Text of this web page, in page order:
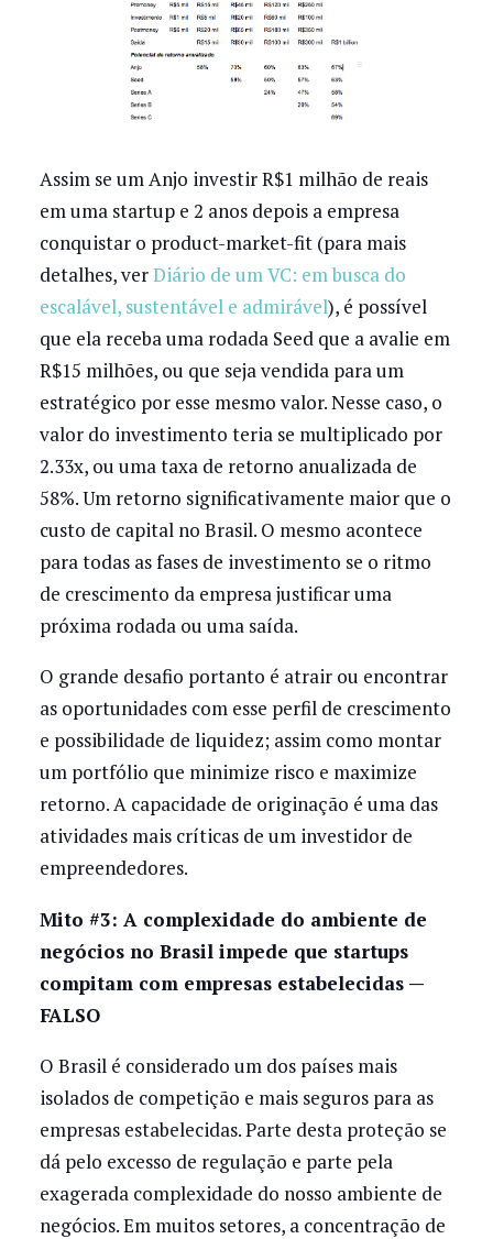
Assim se um Anjo investir R$1 milhão de reais
em uma startup e 2 anos depois a empresa
conquistar o product-market-fit (para mais
detalhes, verDiário de um VC: em busca do
escalável, sustentável e admirável), é possível
que ela receba uma rodada Seed que a avalie em
R$15 milhões, ou que seja vendida para um
estratégico por esse mesmo valor. Nesse caso, o
valor do investimento teria se multiplicado por
2.33x, ou uma taxa de retorno anualizada de
58%. Um retorno significativamente maior que o
custo de capital no Brasil. O mesmo acontece
para todas as fases de investimento se o ritmo
de crescimento da empresa justificar uma
próxima rodada ou uma saída.
O grande desafio portanto é atrair ou encontrar
as oportunidades com esse perfil de crescimento
e possibilidade de liquidez; assim como montar
um portfólio que minimize risco e maximize
retorno. A capacidade de originação é uma das
atividades mais críticas de um investidor de
empreendedores.
Mito #3: A complexidade do ambiente de
negócios no Brasil impede que startups
compitam com empresas estabelecidas —
FALSO
O Brasil é considerado um dos países mais
isolados de competição e mais seguros para as
empresas estabelecidas. Parte desta proteção se
dá pelo excesso de regulação e parte pela
exagerada complexidade do nosso ambiente de
negócios. Em muitos setores, a concentração de